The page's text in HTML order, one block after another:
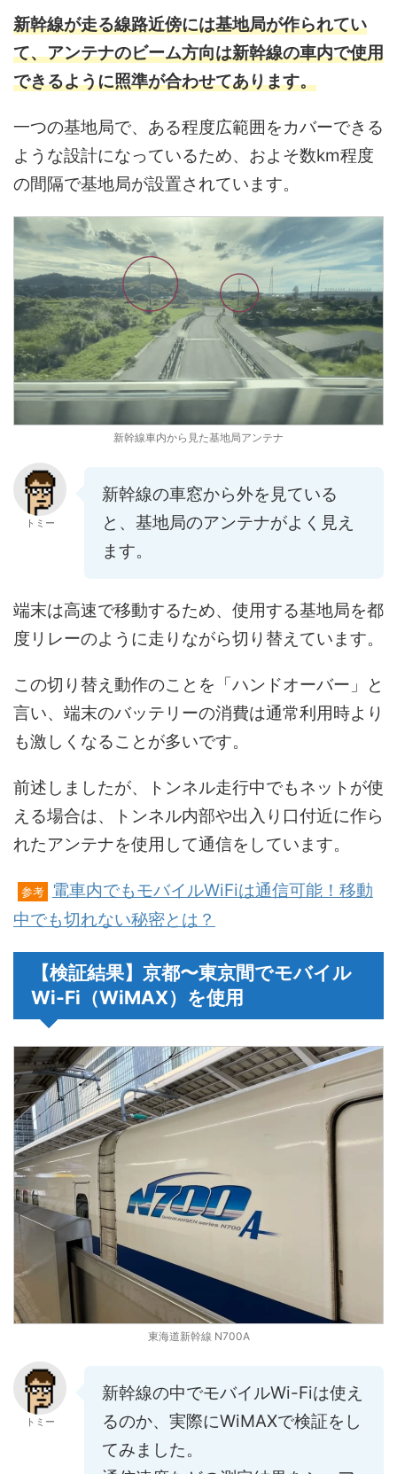
新幹線が走る線路近傍には基地局が作られてい
て、アンテナのビーム方向は新幹線の車内で使用
できるように照準が合わせてあります。
一つの基地局で、ある程度広範囲をカバーできる
ような設計になっているため、およそ数km程度
の間隔で基地局が設置されています。
新幹線車内から見た基地局アンテナ
トミー
新幹線の車窓から外を見ている
と、基地局のアンテナがよく見え
ます。
端末は高速で移動するため、使用する基地局を都
度リレーのように走りながら切り替えています。
この切り替え動作のことを「ハンドオーバー」と
言い、端末のバッテリーの消費は通常利用時より
も激しくなることが多いです。
前述しましたが、トンネル走行中でもネットが使
える場合は、トンネル内部や出入り口付近に作ら
れたアンテナを使用して通信をしています。
参考
電車内でもモバイルWiFiは通信可能！移動
中でも切れない秘密とは？
【検証結果】京都〜東京間でモバイル
Wi-Fi（WiMAX）を使用
東海道新幹線 N700A
トミー
新幹線の中でモバイルWi-Fiは使え
るのか、実際にWiMAXで検証をし
てみました。